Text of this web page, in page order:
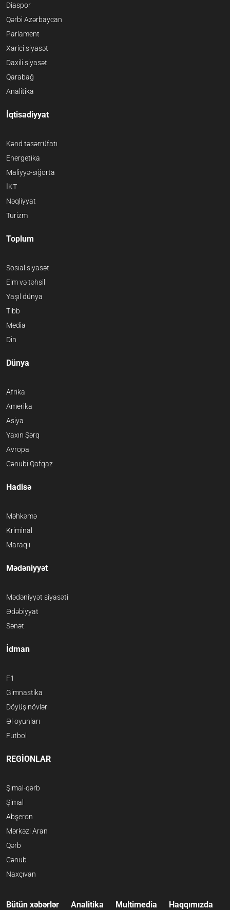
Diaspor
Qərbi Azərbaycan
Parlament
Xarici siyasət
Daxili siyasət
Qarabağ
Analitika
İqtisadiyyat
Kənd təsərrüfatı
Energetika
Maliyyə-sığorta
İKT
Nəqliyyat
Turizm
Toplum
Sosial siyasət
Elm və təhsil
Yaşıl dünya
Tibb
Media
Din
Dünya
Afrika
Amerika
Asiya
Yaxın Şərq
Avropa
Cənubi Qafqaz
Hadisə
Məhkəmə
Kriminal
Maraqlı
Mədəniyyət
Mədəniyyət siyasəti
Ədəbiyyat
Sənət
İdman
F1
Gimnastika
Döyüş növləri
Əl oyunları
Futbol
REGİONLAR
Şimal-qərb
Şimal
Abşeron
Mərkəzi Aran
Qərb
Cənub
Naxçıvan
Bütün xəbərlər Analitika Multimedia Haqqımızda